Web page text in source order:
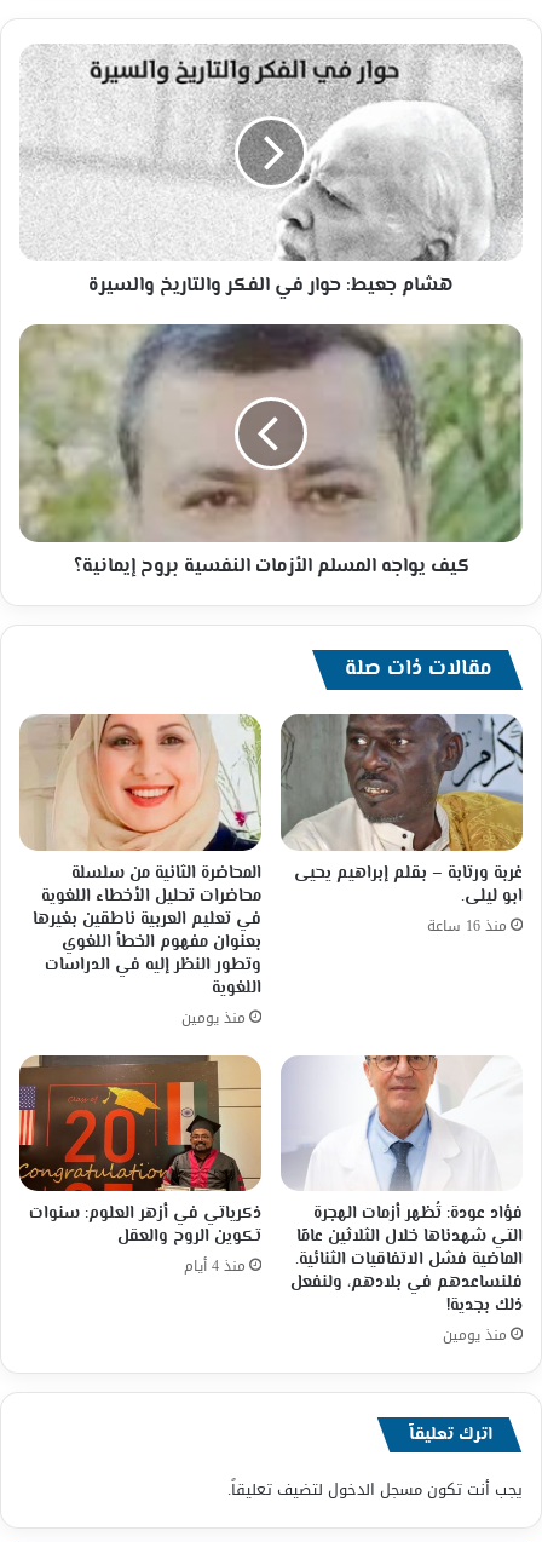
هشام
جعيط:
حوار
في
الفكر
والتاريخ
والسيرة
هشام جعيط: حوار في الفكر والتاريخ والسيرة
كيف
يواجه
المسلم
الأزمات
النفسية
بروح
إيمانية؟
كيف يواجه المسلم الأزمات النفسية بروح إيمانية؟
مقالات ذات صلة
غربة ورتابة – بقلم إبراهيم يحيى
ابو ليلى.
منذ 16 ساعة
المحاضرة الثانية من سلسلة
محاضرات تحليل الأخطاء اللغوية
في تعليم العربية ناطقين بغيرها
بعنوان مفهوم الخطأ اللغوي
وتطور النظر إليه في الدراسات
اللغوية
منذ يومين
فؤاد عودة: تُظهر أزمات الهجرة
التي شهدناها خلال الثلاثين عامًا
الماضية فشل الاتفاقيات الثنائية.
فلنساعدهم في بلادهم، ولنفعل
ذلك بجدية!
منذ يومين
ذكرياتي في أزهر العلوم: سنوات
تكوين الروح والعقل
منذ 4 أيام
اترك تعليقاً
يجب أنت تكونمسجل الدخول لتضيف تعليقاً.